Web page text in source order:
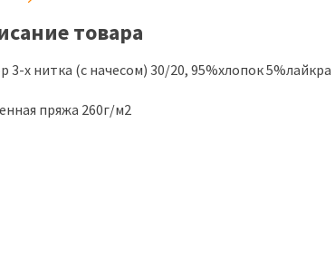
товара
3-х нитка (с начесом) 30/20, 95%хлопок 5%лайкра
пряжа 260г/м2